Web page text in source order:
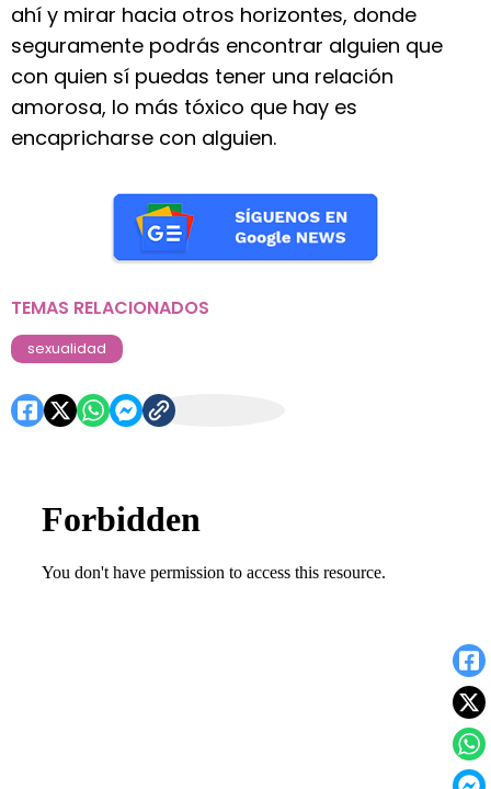
ahí y mirar hacia otros horizontes, donde
seguramente podrás encontrar alguien que
con quien sí puedas tener una relación
amorosa, lo más tóxico que hay es
encapricharse con alguien.
TEMAS RELACIONADOS
sexualidad